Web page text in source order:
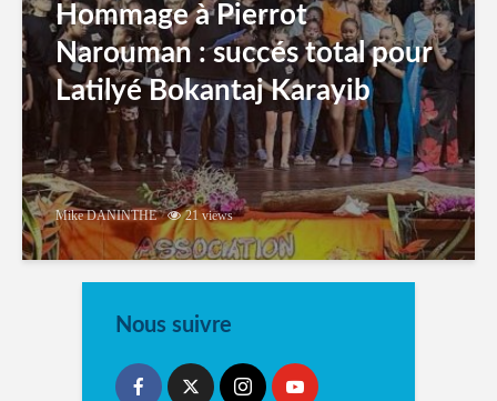
Hommage à Pierrot
Narouman : succés total pour
Latilyé Bokantaj Karayib
Mike DANINTHE 21 views
Nous suivre